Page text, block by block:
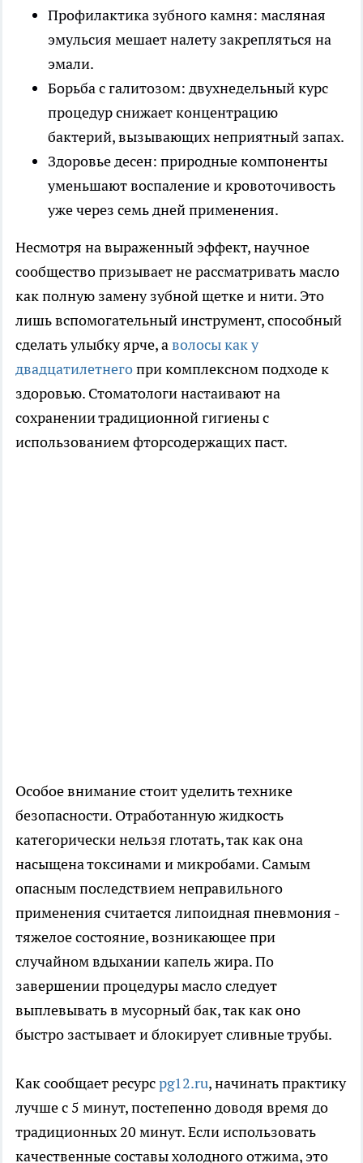
Профилактика зубного камня: масляная
эмульсия мешает налету закрепляться на
эмали.
Борьба с галитозом: двухнедельный курс
процедур снижает концентрацию
бактерий, вызывающих неприятный запах.
Здоровье десен: природные компоненты
уменьшают воспаление и кровоточивость
уже через семь дней применения.
Несмотря на выраженный эффект, научное
сообщество призывает не рассматривать масло
как полную замену зубной щетке и нити. Это
лишь вспомогательный инструмент, способный
сделать улыбку ярче, аволосы как у
двадцатилетнегопри комплексном подходе к
здоровью. Стоматологи настаивают на
сохранении традиционной гигиены с
использованием фторсодержащих паст.
Особое внимание стоит уделить технике
безопасности. Отработанную жидкость
категорически нельзя глотать, так как она
насыщена токсинами и микробами. Самым
опасным последствием неправильного
применения считается липоидная пневмония -
тяжелое состояние, возникающее при
случайном вдыхании капель жира. По
завершении процедуры масло следует
выплевывать в мусорный бак, так как оно
быстро застывает и блокирует сливные трубы.
Как сообщает ресурсpg12.ru, начинать практику
лучше с 5 минут, постепенно доводя время до
традиционных 20 минут. Если использовать
качественные составы холодного отжима, это